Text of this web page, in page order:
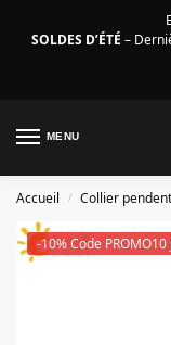
SOLDES D’ÉTÉ –
MENU
Accueil / Collier
-10% Code